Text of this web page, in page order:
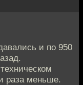
и по 950
раза меньше.